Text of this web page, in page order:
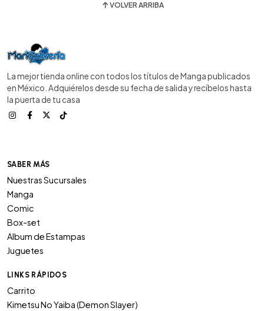
VOLVER ARRIBA
La mejor tienda online con todos los títulos de Manga publicados
en México. Adquiérelos desde su fecha de salida y recíbelos hasta
la puerta de tu casa
SABER MÁS
Nuestras Sucursales
Manga
Comic
Box-set
Album de Estampas
Juguetes
LINKS RÁPIDOS
Carrito
Kimetsu No Yaiba (Demon Slayer)